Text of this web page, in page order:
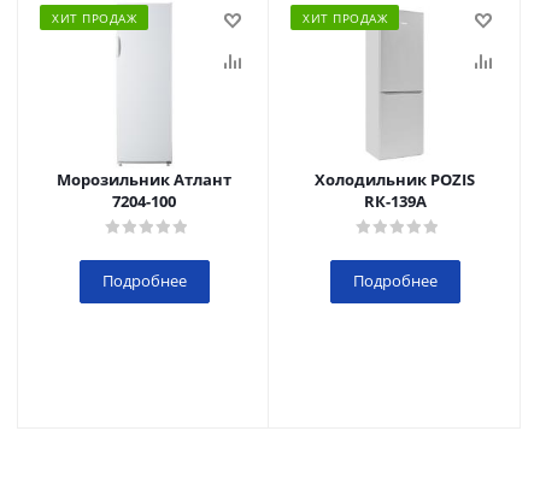
ХИТ ПРОДАЖ
Морозильник Атлант
7204-100
Подробнее
ХИТ ПРОДАЖ
Холодильник POZIS
RК-139А
Подробнее